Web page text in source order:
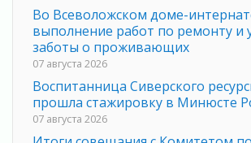
Во Всеволожском доме-
выполнение работ по ремонту и
заботы о проживающих
07 августа 2026
Воспитанница Сиверского
прошла стажировку в Минюсте
07 августа 2026